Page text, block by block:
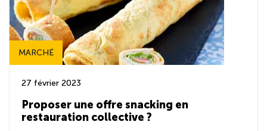
MARCHÉ
27 février 2023
Proposer une offre snacking en
restauration collective ?